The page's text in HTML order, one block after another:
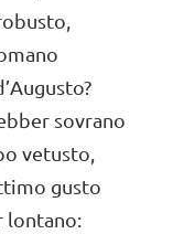
sovrano
vetusto,
gusto
lontano: